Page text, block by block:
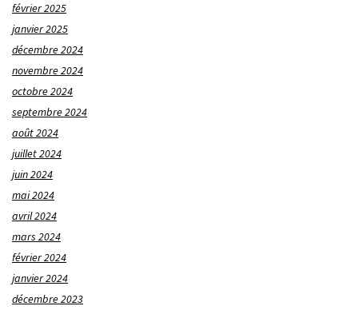
février 2025
janvier 2025
décembre 2024
novembre 2024
octobre 2024
septembre 2024
août 2024
juillet 2024
juin 2024
mai 2024
avril 2024
mars 2024
février 2024
janvier 2024
décembre 2023